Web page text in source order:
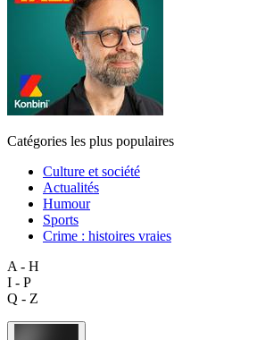
Catégories les plus populaires
Culture et société
Actualités
Humour
Sports
Crime : histoires vraies
A - H
I - P
Q - Z